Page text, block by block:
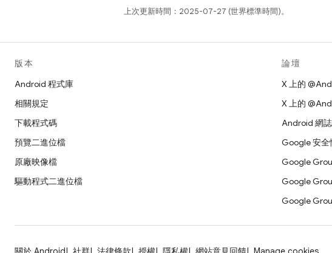
上次更新時間：2025-07-27 (世界標準時間)。
版本
Android 程式庫
相關規定
下載程式碼
預覽二進位檔
原廠映像檔
驅動程式二進位檔
論壇
X 上的
X 上的
Android 網誌
Google 安全
Google
Google
Google